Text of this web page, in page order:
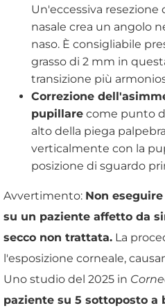
Un'eccessiva
nasale crea un angolo
naso. È consigliabile
grasso di 2 mm in
transizione più
Correzione
pupillare come punto
alto della piega
verticalmente con la
posizione di sguardo
Avvertimento: Non
su un paziente affetto da
secco non trattata. La
l'esposizione corneale,
Uno studio del 2025 in
paziente su 5 sottoposto a